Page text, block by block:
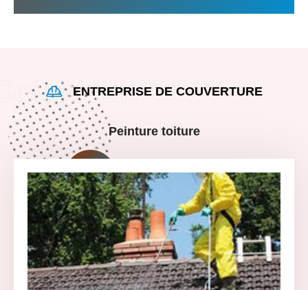
ENTREPRISE DE COUVERTURE
Peinture toiture